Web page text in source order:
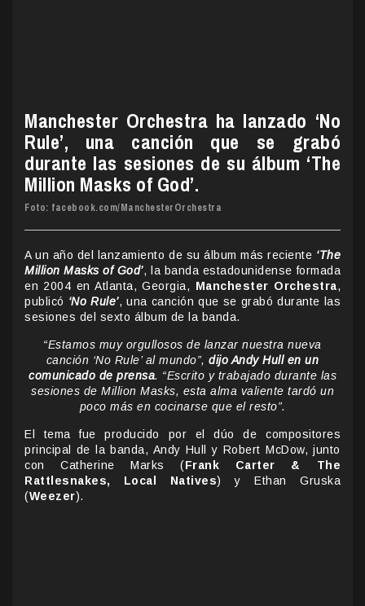
Manchester Orchestra ha lanzado ‘No
Rule’, una canción que se grabó
durante las sesiones de su álbum ‘The
Million Masks of God’.
Foto: facebook.com/ManchesterOrchestra
A un año del lanzamiento de su álbum más reciente ‘The
Million Masks of God’, la banda estadounidense formada
en 2004 en Atlanta, Georgia, Manchester Orchestra,
publicó ‘No Rule’, una canción que se grabó durante las
sesiones del sexto álbum de la banda.
“Estamos muy orgullosos de lanzar nuestra nueva
canción ‘No Rule’ al mundo”,dijo Andy Hull en un
comunicado de prensa. “Escrito y trabajado durante las
sesiones de Million Masks, esta alma valiente tardó un
poco más en cocinarse que el resto”.
El tema fue producido por el dúo de compositores
principal de la banda, Andy Hull y Robert McDow, junto
con Catherine Marks (Frank Carter & The
Rattlesnakes, Local Natives) y Ethan Gruska
(Weezer).